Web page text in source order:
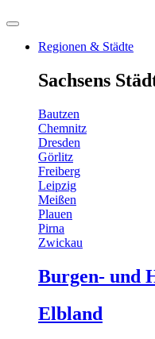
Regionen & Städte
Sachsens
Bautzen
Chemnitz
Dresden
Görlitz
Freiberg
Leipzig
Meißen
Plauen
Pirna
Zwickau
Burgen- und
Elbland